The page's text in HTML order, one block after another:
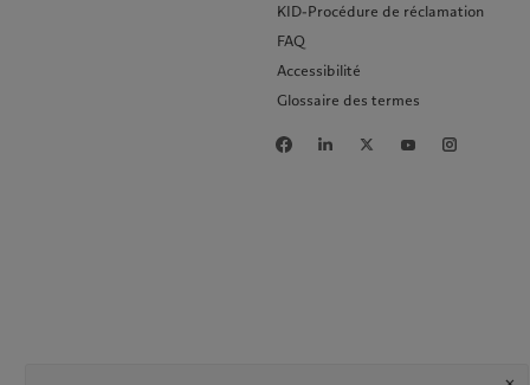
KID-Procédure de réclamation
FAQ
Accessibilité
Glossaire des termes